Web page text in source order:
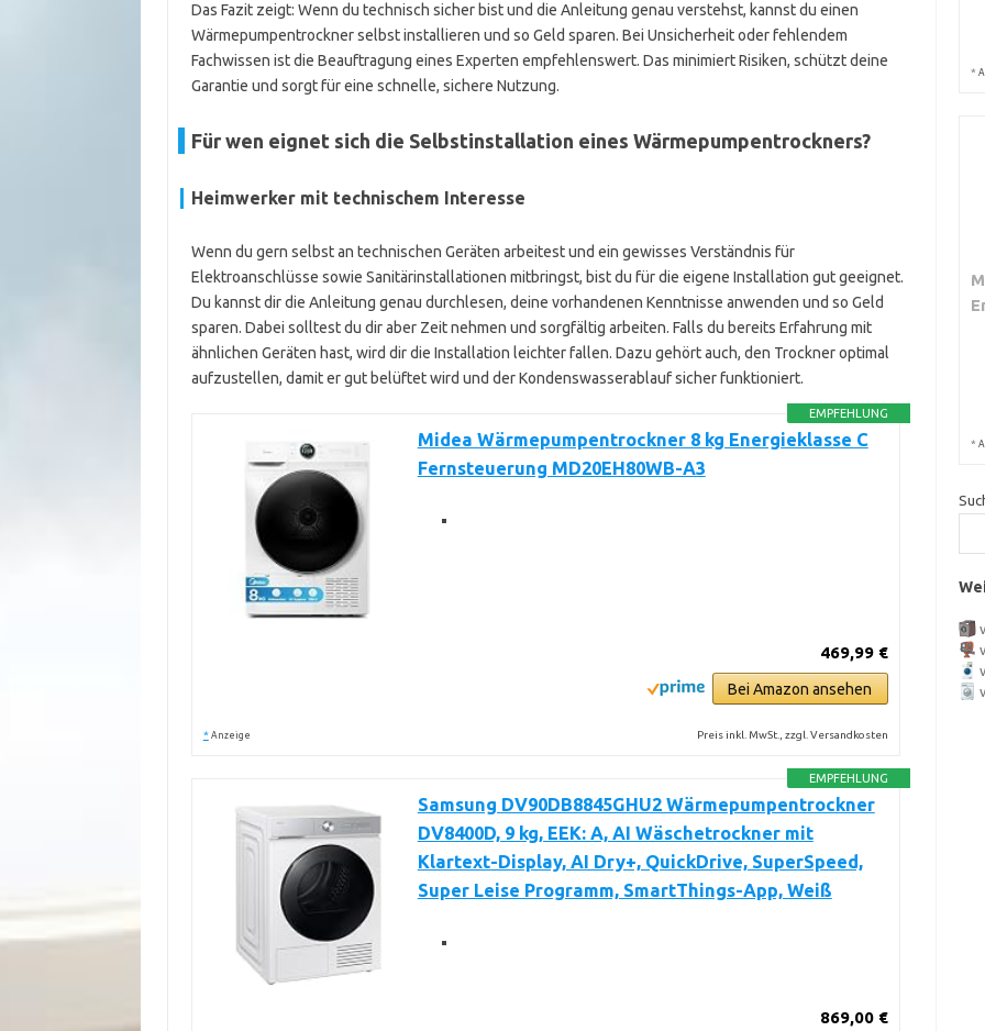
Das Fazit zeigt: Wenn du technisch sicher bist und die Anleitung genau verstehst, kannst du einen
Wärmepumpentrockner selbst installieren und so Geld sparen. Bei Unsicherheit oder fehlendem
Fachwissen ist die Beauftragung eines Experten empfehlenswert. Das minimiert Risiken, schützt deine
Garantie und sorgt für eine schnelle, sichere Nutzung.
Für wen eignet sich die Selbstinstallation eines Wärmepumpentrockners?
Heimwerker mit technischem Interesse
Wenn du gern selbst an technischen Geräten arbeitest und ein gewisses Verständnis für
Elektroanschlüsse sowie Sanitärinstallationen mitbringst, bist du für die eigene Installation gut geeignet.
Du kannst dir die Anleitung genau durchlesen, deine vorhandenen Kenntnisse anwenden und so Geld
sparen. Dabei solltest du dir aber Zeit nehmen und sorgfältig arbeiten. Falls du bereits Erfahrung mit
ähnlichen Geräten hast, wird dir die Installation leichter fallen. Dazu gehört auch, den Trockner optimal
aufzustellen, damit er gut belüftet wird und der Kondenswasserablauf sicher funktioniert.
EMPFEHLUNG
Midea Wärmepumpentrockner 8 kg Energieklasse C
Fernsteuerung MD20EH80WB-A3
469,99 €
Bei Amazon ansehen
* Anzeige Preis inkl. MwSt., zzgl. Versandkosten
EMPFEHLUNG
Samsung DV90DB8845GHU2 Wärmepumpentrockner
DV8400D, 9 kg, EEK: A, AI Wäschetrockner mit
Klartext-Display, AI Dry+, QuickDrive, SuperSpeed,
Super Leise Programm, SmartThings-App, Weiß
869,00 €
*
*